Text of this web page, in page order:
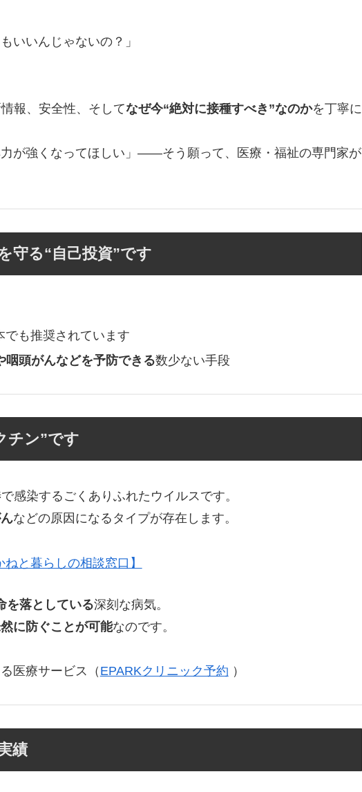
いいんじゃないの？」
報、安全性、そしてなぜ今“絶対に接種すべき”なのかを丁寧に
力が強くなってほしい」——そう願って、医療・福祉の専門家が
守る“自己投資”です
も推奨されています
咽頭がんなどを予防できる数少ない手段
チン”です
感染するごくありふれたウイルスです。
などの原因になるタイプが存在します。
ねと暮らしの相談窓口】
を落としている深刻な病気。
に防ぐことが可能なのです。
医療サービス（EPARKクリニック予約 ）
績